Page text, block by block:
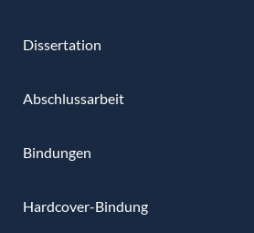
Dissertation
Abschlussarbeit
Bindungen
Hardcover-Bindung